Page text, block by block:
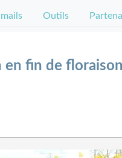
mails Outils
en fin de floraison